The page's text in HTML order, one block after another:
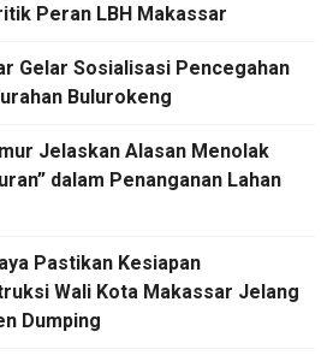
Peran LBH Makassar
Gelar Sosialisasi Pencegahan
Bulurokeng
Jelaskan Alasan Menolak
dalam Penanganan Lahan
Pastikan Kesiapan
Wali Kota Makassar Jelang
Dumping